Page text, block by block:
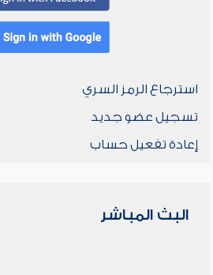
استرجاع الرمز السري
تسجيل عضو جديد
إعادة تفعيل حساب
البث المباشر